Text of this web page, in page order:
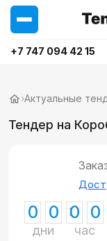
+7 747 094 42 15
›Актуальные
Тендер на
0 0
дни
0 0
час